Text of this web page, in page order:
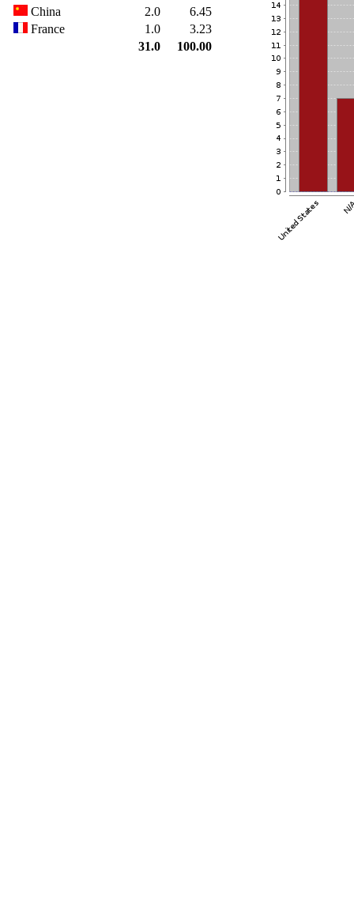
China
2.0
6.45
France
1.0
3.23
31.0
100.00